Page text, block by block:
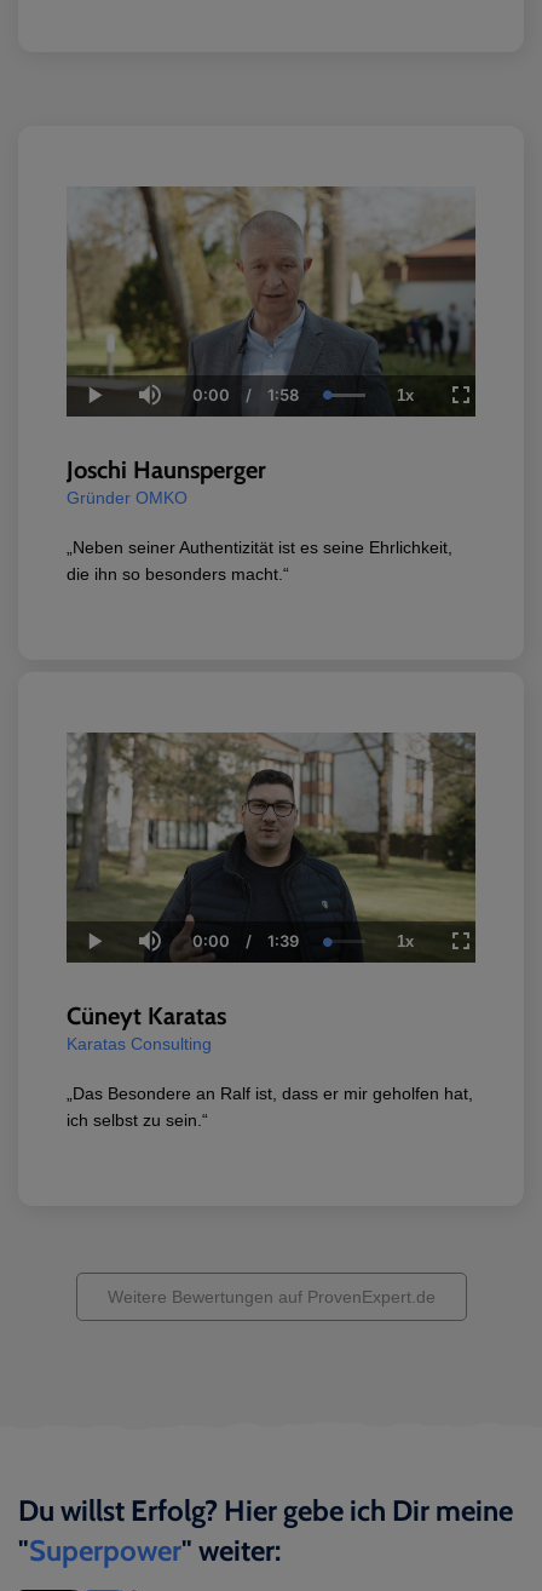
Play Mute
Current
Time
0:00 / Duration
1:58 Loaded:
100.00%
1xPlayback
Rate
Fullscreen
Joschi Haunsperger
Gründer OMKO
„Neben seiner Authentizität ist es seine Ehrlichkeit,
die ihn so besonders macht.“
Play Mute
Current
Time
0:00 / Duration
1:39 Loaded
0.00%
1xPlayback
Rate
Fullscreen
Cüneyt Karatas
Karatas Consulting
„Das Besondere an Ralf ist, dass er mir geholfen hat,
ich selbst zu sein.“
Weitere Bewertungen auf ProvenExpert.de
Du willst Erfolg? Hier gebe ich Dir meine
"Superpower" weiter: